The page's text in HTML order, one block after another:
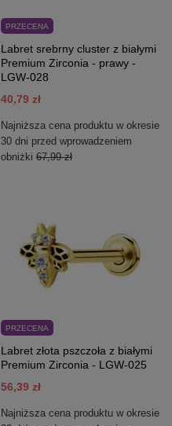
PRZECENA
Labret srebrny cluster z białymi
Premium Zirconia - prawy -
LGW-028
40,79 zł
Najniższa cena produktu w okresie
30 dni przed wprowadzeniem
obniżki 67,99 zł
PRZECENA
Labret złota pszczoła z białymi
Premium Zirconia - LGW-025
56,39 zł
Najniższa cena produktu w okresie